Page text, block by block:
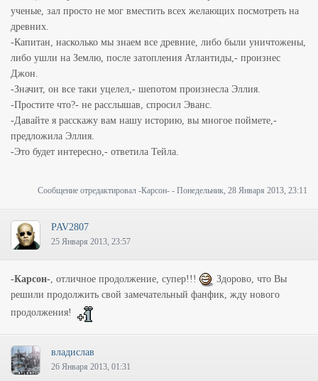
ученые, зал просто не мог вместить всех желающих посмотреть на
древних.
-Капитан, насколько мы знаем все древние, либо были уничтожены,
либо ушли на Землю, после затопления Атлантиды,- произнес
Джон.
-Значит, он все таки уцелел,- шепотом произнесла Эллия.
-Простите что?- не расслышав, спросил Эванс.
-Давайте я расскажу вам нашу историю, вы многое поймете,-
предложила Эллия.
-Это будет интересно,- ответила Тейла.
Сообщение отредактировал -Карсон- - Понедельник, 28 Января 2013, 23:11
PAV2807
25 Января 2013, 23:57
-Карсон-, отличное продолжение, супер!!!
Здорово, что Вы
решили продолжить свой замечательный фанфик, жду нового
продолжения!
владислав
26 Января 2013, 01:31